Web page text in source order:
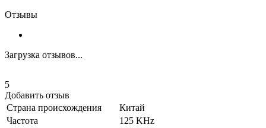
Отзывы
Загрузка отзывов...
5
Добавить отзыв
Страна происхождения
Китай
Частота
125 KHz